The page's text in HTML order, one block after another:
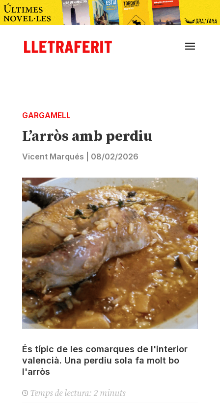
GARGAMELL
L’arròs amb perdiu
Vicent Marqués 08/02/2026
És típic de les comarques de l'interior
valencià. Una perdiu sola fa molt bo
l'arròs
Temps de lectura: 2 minuts